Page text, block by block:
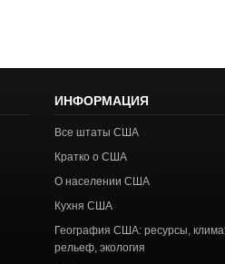
ИНФОРМАЦИЯ
Все штаты США
Кратко о США
О населении США
Кухня США
География США: ресурсы,
рельеф, экология